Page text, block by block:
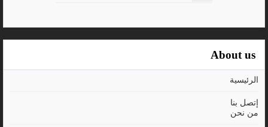
About us
الرئيسية
إتصل بنا
من نحن